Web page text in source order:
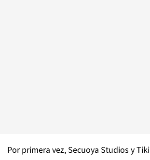
Por primera vez, Secuoya Studios y